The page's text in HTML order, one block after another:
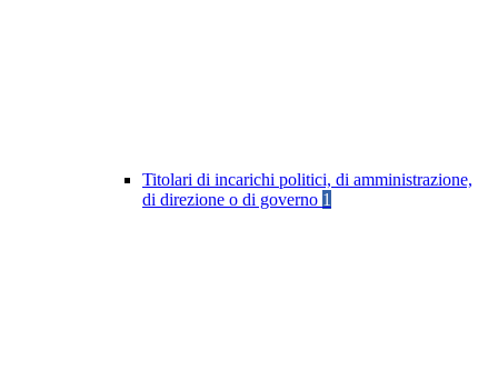
Titolari di incarichi politici, di amministrazione,
di direzione o di governo 1